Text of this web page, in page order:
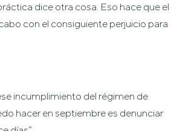
dice otra cosa. Eso hace que el
con el consiguiente perjuicio para
incumplimiento del régimen de
hacer en septiembre es denunciar